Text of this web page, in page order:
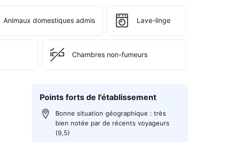
Animaux domestiques admis Lave-linge
Chambres non-fumeurs
Points forts de l'établissement
Bonne situation géographique : très
bien notée par de récents voyageurs
(9,5)